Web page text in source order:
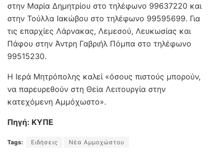
στην Μαρία Δημητρίου στο τηλέφωνο 99637220 και
στην Τούλλα Ιακώβου στο τηλέφωνο 99595699. Για
τις επαρχίες Λάρνακας, Λεμεσού, Λευκωσίας και
Πάφου στην Άντρη Γαβριήλ Πόμπα στο τηλέφωνο
99515230.
Η Ιερά Μητρόπολης καλεί «όσους πιστούς μπορούν,
να παρευρεθούν στη Θεία Λειτουργία στην
κατεχόμενη Αμμόχωστο».
Πηγή: ΚΥΠΕ
Tags: Ειδήσεις Νέα Αμμοχώστου